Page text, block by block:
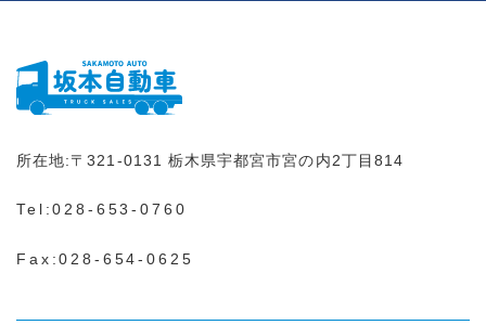
所在地:〒321-0131 栃木県宇都宮市宮の内2丁目814
Tel:028-653-0760
Fax:028-654-0625